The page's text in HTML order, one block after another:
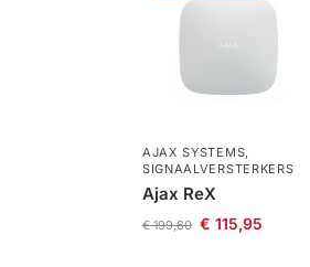
AJAX SYSTEMS
SIGNAALVERSTERKERS
Ajax ReX
€199,60 € 115,95